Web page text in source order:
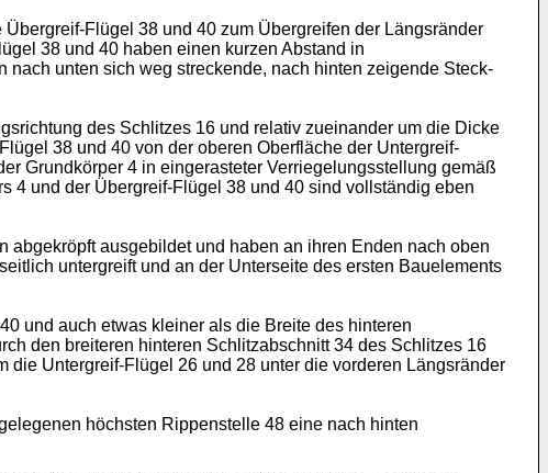
Flügel 38 und 40 zum Übergreifen der Längsränder
38 und 40 haben einen kurzen Abstand in
unten sich weg streckende, nach hinten zeigende Steck-
des Schlitzes 16 und relativ zueinander um die Dicke
38 und 40 von der oberen Oberfläche der Untergreif-
Grundkörper 4 in eingerasteter Verriegelungsstellung gemäß
4 und der Übergreif-Flügel 38 und 40 sind vollständig eben
ausgebildet und haben an ihren Enden nach oben
untergreift und an der Unterseite des ersten Bauelements
und auch etwas kleiner als die Breite des hinteren
den breiteren hinteren Schlitzabschnitt 34 des Schlitzes 16
Untergreif-Flügel 26 und 28 unter die vorderen Längsränder
höchsten Rippenstelle 48 eine nach hinten